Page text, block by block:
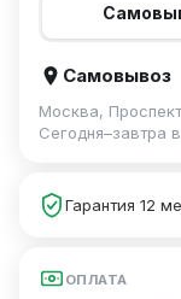
Самовывоз
Москва,
Сегодня–завтра
Гарантия 12
ОПЛАТА